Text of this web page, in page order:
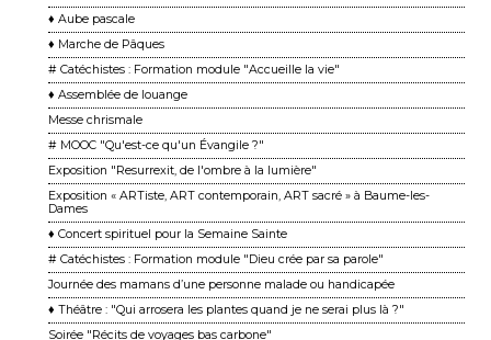
♦ Aube pascale
♦ Marche de Pâques
# Catéchistes : Formation module "Accueille la vie"
♦ Assemblée de louange
Messe chrismale
# MOOC "Qu'est-ce qu'un Évangile ?"
Exposition "Resurrexit, de l'ombre à la lumière"
Exposition « ARTiste, ART contemporain, ART sacré » à Baume-les-
Dames
♦ Concert spirituel pour la Semaine Sainte
# Catéchistes : Formation module "Dieu crée par sa parole"
Journée des mamans d’une personne malade ou handicapée
♦ Théâtre : "Qui arrosera les plantes quand je ne serai plus là ?"
Soirée "Récits de voyages bas carbone"